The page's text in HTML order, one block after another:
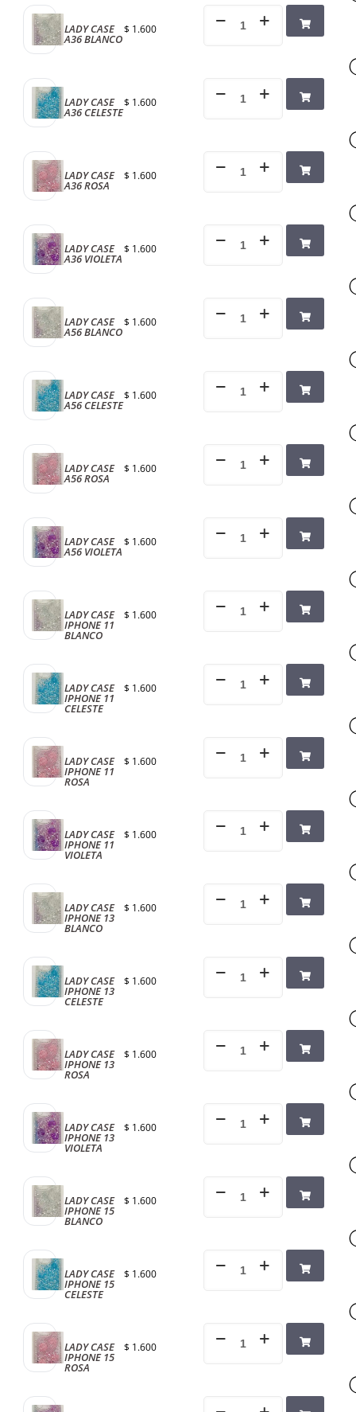
LADY CASE
A36 BLANCO
$ 1.600
LADY CASE
A36 CELESTE
$ 1.600
LADY CASE
A36 ROSA
$ 1.600
LADY CASE
A36 VIOLETA
$ 1.600
LADY CASE
A56 BLANCO
$ 1.600
LADY CASE
A56 CELESTE
$ 1.600
LADY CASE
A56 ROSA
$ 1.600
LADY CASE
A56 VIOLETA
$ 1.600
LADY CASE
IPHONE 11
BLANCO
$ 1.600
LADY CASE
IPHONE 11
CELESTE
$ 1.600
LADY CASE
IPHONE 11
ROSA
$ 1.600
LADY CASE
IPHONE 11
VIOLETA
$ 1.600
LADY CASE
IPHONE 13
BLANCO
$ 1.600
LADY CASE
IPHONE 13
CELESTE
$ 1.600
LADY CASE
IPHONE 13
ROSA
$ 1.600
LADY CASE
IPHONE 13
VIOLETA
$ 1.600
LADY CASE
IPHONE 15
BLANCO
$ 1.600
LADY CASE
IPHONE 15
CELESTE
$ 1.600
LADY CASE
IPHONE 15
ROSA
$ 1.600